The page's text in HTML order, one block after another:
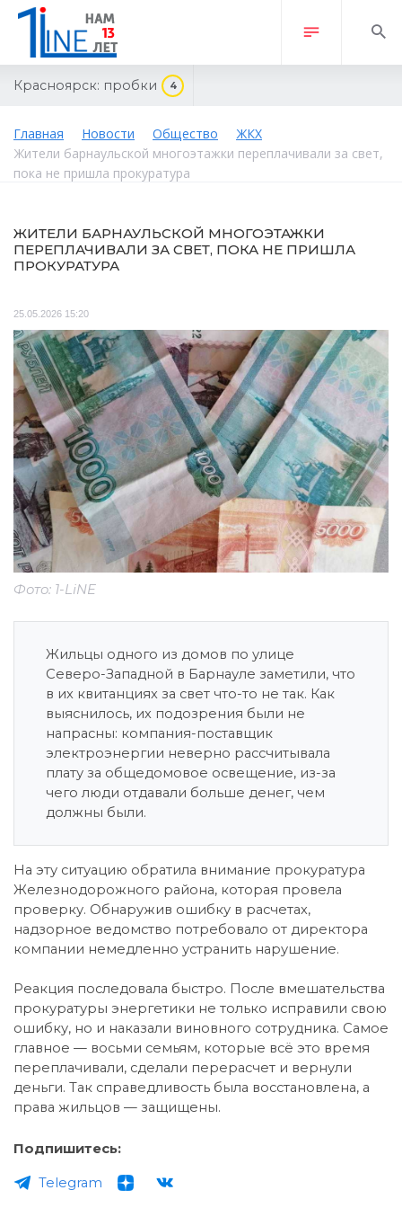
Красноярск: пробки 4
Главная Новости Общество
ЖКХ
Жители барнаульской многоэтажки переплачивали за свет,
пока не пришла прокуратура
ЖИТЕЛИ БАРНАУЛЬСКОЙ МНОГОЭТАЖКИ
ПЕРЕПЛАЧИВАЛИ ЗА СВЕТ, ПОКА НЕ ПРИШЛА
ПРОКУРАТУРА
25.05.2026 15:20
Фото: 1-LiNE
Жильцы одного из домов по улице
Северо-Западной в Барнауле заметили, что
в их квитанциях за свет что-то не так. Как
выяснилось, их подозрения были не
напрасны: компания-поставщик
электроэнергии неверно рассчитывала
плату за общедомовое освещение, из-за
чего люди отдавали больше денег, чем
должны были.
На эту ситуацию обратила внимание прокуратура
Железнодорожного района, которая провела
проверку. Обнаружив ошибку в расчетах,
надзорное ведомство потребовало от директора
компании немедленно устранить нарушение.
Реакция последовала быстро. После вмешательства
прокуратуры энергетики не только исправили свою
ошибку, но и наказали виновного сотрудника. Самое
главное — восьми семьям, которые всё это время
переплачивали, сделали перерасчет и вернули
деньги. Так справедливость была восстановлена, а
права жильцов — защищены.
Подпишитесь:
Telegram